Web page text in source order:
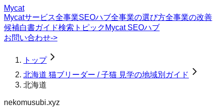
Mycat
Mycatサービス全事業SEOハブ全事業の選び方全事業の改善
候補白書ガイド検索トピック Mycat SEOハブ
お問い合わせ->
トップ
北海道 猫ブリーダー / 子猫 見学の地域別ガイド
北海道
nekomusubi.xyz